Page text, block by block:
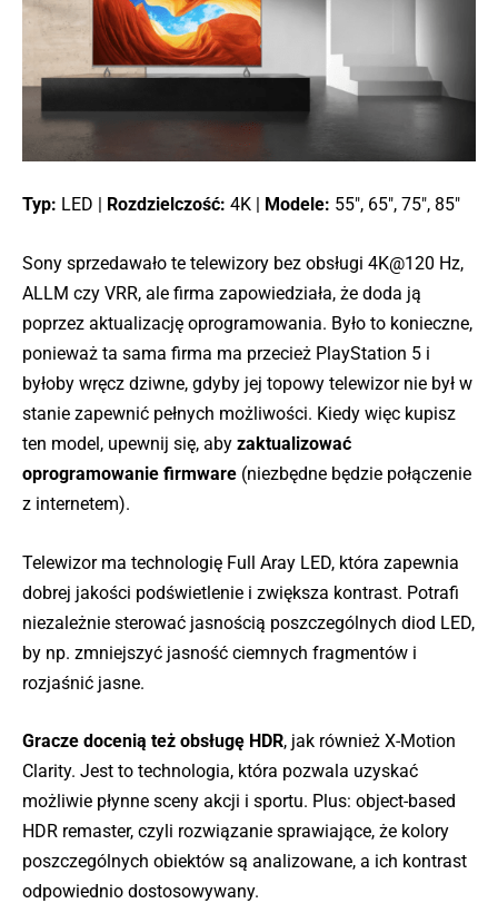
Typ: LED | Rozdzielczość: 4K | Modele: 55″, 65″, 75″, 85″
Sony sprzedawało te telewizory bez obsługi 4K@120 Hz,
ALLM czy VRR, ale firma zapowiedziała, że doda ją
poprzez aktualizację oprogramowania. Było to konieczne,
ponieważ ta sama firma ma przecież PlayStation 5 i
byłoby wręcz dziwne, gdyby jej topowy telewizor nie był w
stanie zapewnić pełnych możliwości. Kiedy więc kupisz
ten model, upewnij się, aby zaktualizować
oprogramowanie firmware (niezbędne będzie połączenie
z internetem).
Telewizor ma technologię Full Aray LED, która zapewnia
dobrej jakości podświetlenie i zwiększa kontrast. Potrafi
niezależnie sterować jasnością poszczególnych diod LED,
by np. zmniejszyć jasność ciemnych fragmentów i
rozjaśnić jasne.
Gracze docenią też obsługę HDR, jak również X-Motion
Clarity. Jest to technologia, która pozwala uzyskać
możliwie płynne sceny akcji i sportu. Plus: object-based
HDR remaster, czyli rozwiązanie sprawiające, że kolory
poszczególnych obiektów są analizowane, a ich kontrast
odpowiednio dostosowywany.